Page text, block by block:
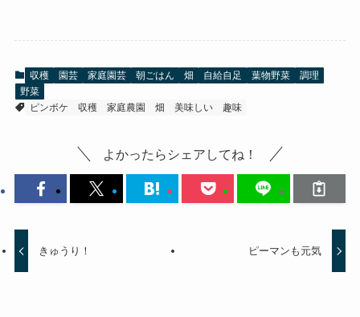
収穫 園芸 家庭園芸 朝ごはん 畑 自給自足 葉物野菜
調理
野菜
ピンボケ
収穫 家庭農園 畑 美味しい 趣味
よかったらシェアしてね！
きゅうり！ ピーマンも元気